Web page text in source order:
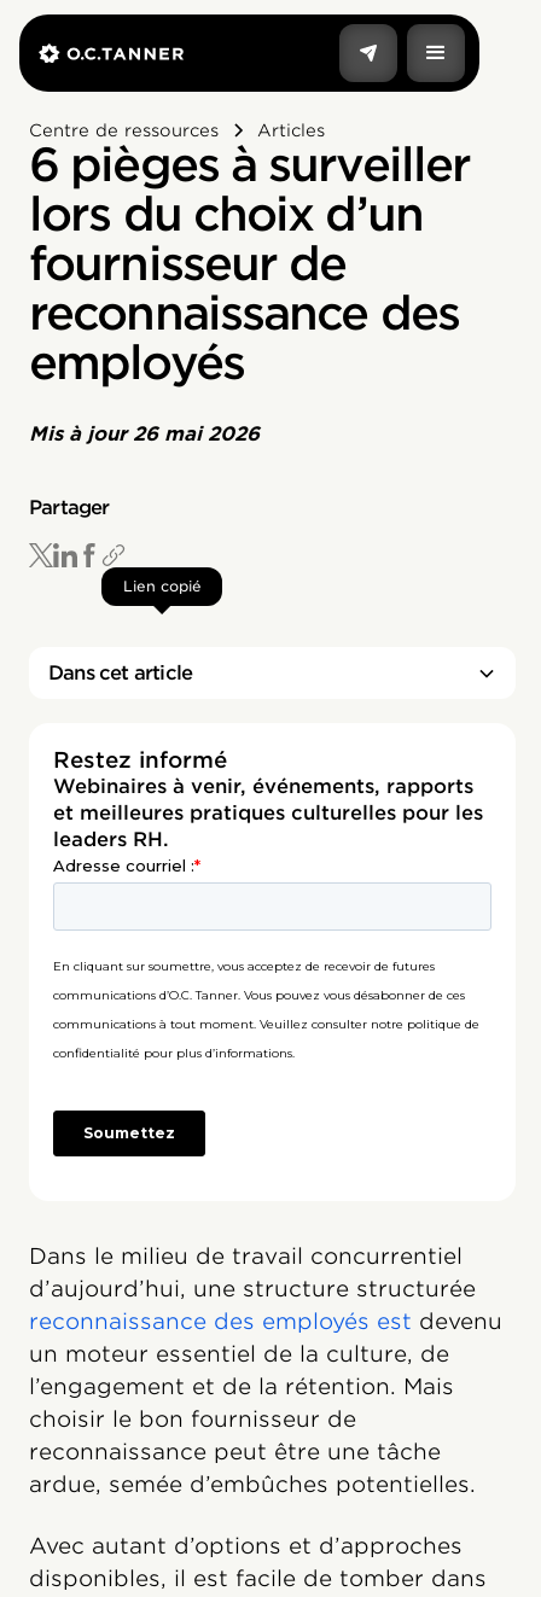
Centre de ressources Articles
6 pièges à surveiller
lors du choix d’un
fournisseur de
reconnaissance des
employés
Mis à jour 26 mai 2026
Partager
Lien copié
Dans cet article
Restez informé
Webinaires à venir, événements, rapports
et meilleures pratiques culturelles pour les
leaders RH.
Dans le milieu de travail concurrentiel
d’aujourd’hui, une structure structurée
reconnaissance des employés est devenu
un moteur essentiel de la culture, de
l’engagement et de la rétention. Mais
choisir le bon fournisseur de
reconnaissance peut être une tâche
ardue, semée d’embûches potentielles.
Avec autant d’options et d’approches
disponibles, il est facile de tomber dans